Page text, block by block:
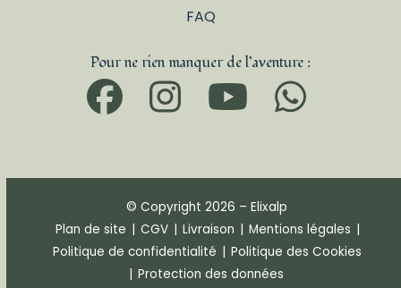
FAQ
Pour ne rien manquer de l’aventure :
Facebook
Instagram
© Copyright 2026 – Elixalp
Plan de site
CGV Livraison Mentions légales
Politique de confidentialité
Politique des Cookies
Protection des données